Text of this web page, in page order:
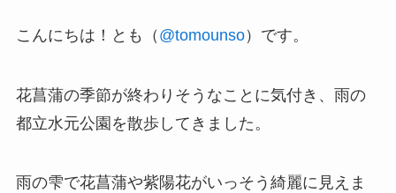
こんにちは！とも（ @tomounso）です。
花菖蒲の季節が終わりそうなことに気付き、雨の
都立水元公園を散歩してきました。
雨の雫で花菖蒲や紫陽花がいっそう綺麗に見えま